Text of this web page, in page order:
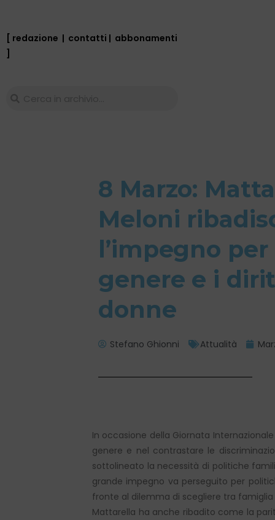
[ redazione | contatti | abbonamenti
]
8 Marzo:
Meloni
l’impegno
genere e i
donne
Stefano Ghionni Attualità
In occasione della Giornata
genere e nel contrastare le
sottolineato la necessità di politiche
grande impegno va perseguito per
fronte al dilemma di scegliere tra
Mattarella ha anche ribadito come la